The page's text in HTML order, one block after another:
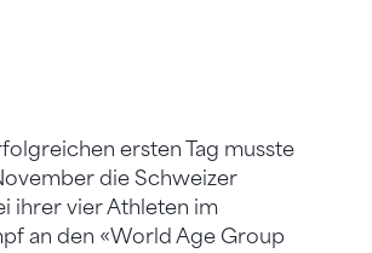
ersten Tag musste
die Schweizer
ihrer vier Athleten im
an den «World Age Group